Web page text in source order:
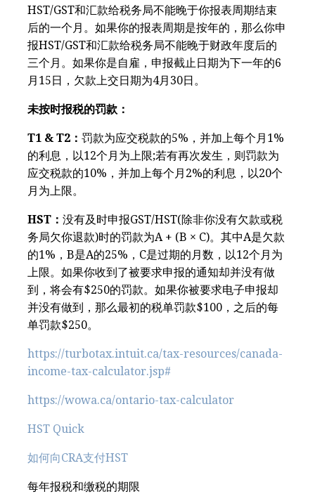
HST/GST和汇款给税务局不能晚于你报表周期结束
后的一个月。如果你的报表周期是按年的，那么你申
报HST/GST和汇款给税务局不能晚于财政年度后的
三个月。如果你是自雇，申报截止日期为下一年的6
月15日，欠款上交日期为4月30日。
未按时报税的罚款：
T1 & T2： 罚款为应交税款的5%，并加上每个月1%
的利息，以12个月为上限;若有再次发生，则罚款为
应交税款的10%，并加上每个月2%的利息，以20个
月为上限。
HST： 没有及时申报GST/HST(除非你没有欠款或税
务局欠你退款)时的罚款为A + (B × C)。其中A是欠款
的1%，B是A的25%，C是过期的月数，以12个月为
上限。如果你收到了被要求申报的通知却并没有做
到，将会有$250的罚款。如果你被要求电子申报却
并没有做到，那么最初的税单罚款$100，之后的每
单罚款$250。
https://turbotax.intuit.ca/tax-resources/canada-
income-tax-calculator.jsp#
https://wowa.ca/ontario-tax-calculator
HST Quick
如何向CRA支付HST
每年报税和缴税的期限